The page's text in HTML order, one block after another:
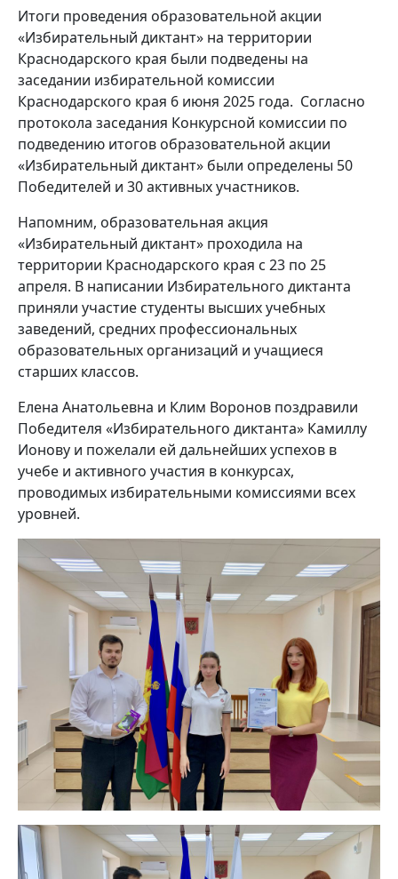
Итоги проведения образовательной акции
«Избирательный диктант» на территории
Краснодарского края были подведены на
заседании избирательной комиссии
Краснодарского края 6 июня 2025 года. Согласно
протокола заседания Конкурсной комиссии по
подведению итогов образовательной акции
«Избирательный диктант» были определены 50
Победителей и 30 активных участников.
Напомним, образовательная акция
«Избирательный диктант» проходила на
территории Краснодарского края с 23 по 25
апреля. В написании Избирательного диктанта
приняли участие студенты высших учебных
заведений, средних профессиональных
образовательных организаций и учащиеся
старших классов.
Елена Анатольевна и Клим Воронов поздравили
Победителя «Избирательного диктанта» Камиллу
Ионову и пожелали ей дальнейших успехов в
учебе и активного участия в конкурсах,
проводимых избирательными комиссиями всех
уровней.